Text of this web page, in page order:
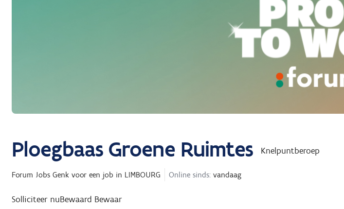
Ploegbaas Groene Ruimtes Knelpuntberoep
Forum Jobs Genk voor een job in LIMBOURG Online sinds: vandaag
Solliciteer nuBewaard Bewaar